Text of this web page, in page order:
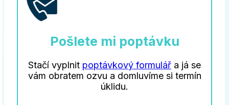
Pošlete mi poptávku
Stačí vyplnit poptávkový formulář a já se
vám obratem ozvu a domluvíme si termín
úklidu.